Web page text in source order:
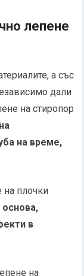
лепене
а със
дали
на стиропор
на време,
на плочки
основа,
в
на